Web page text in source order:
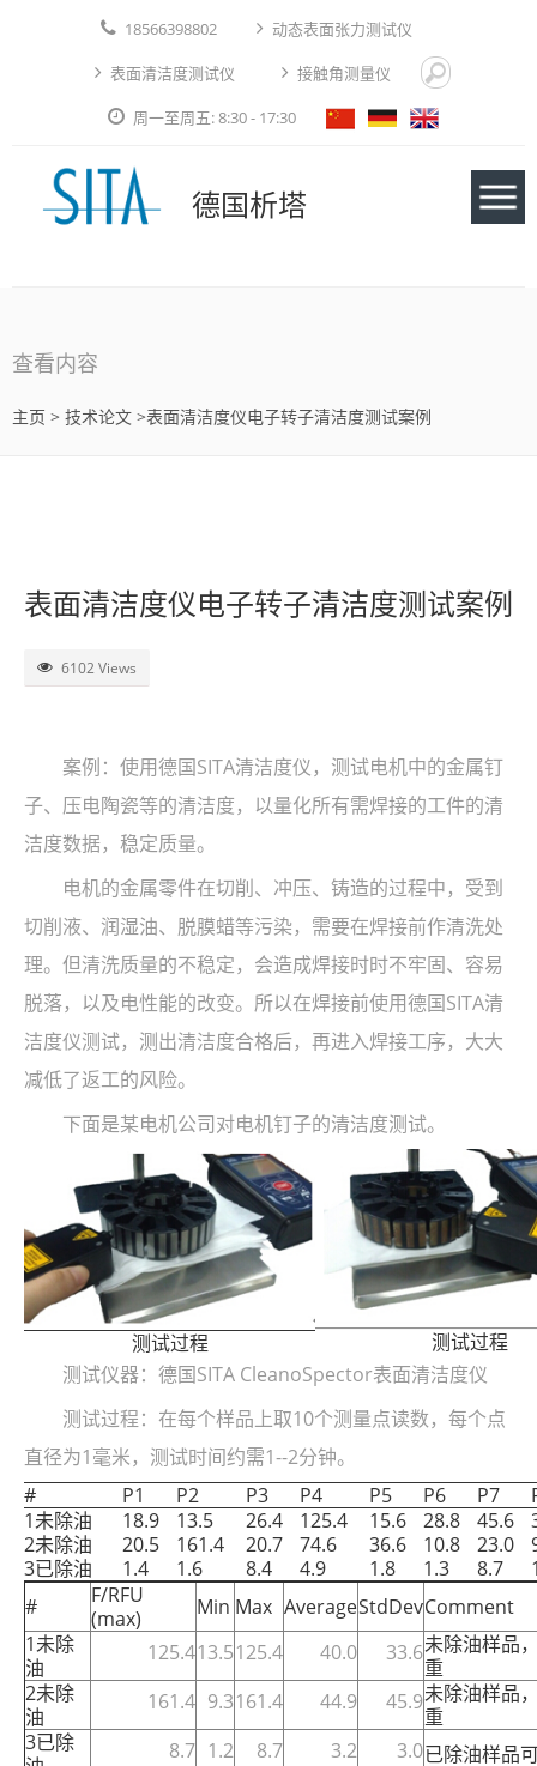
18566398802 动态表面张力测试仪
表面清洁度测试仪 接触角测量仪
周一至周五: 8:30 - 17:30
德国析塔
查看内容
主页 > 技术论文 >表面清洁度仪电子转子清洁度测试案例
表面清洁度仪电子转子清洁度测试案例
6102 Views
案例：使用德国SITA清洁度仪，测试电机中的金属钉
子、压电陶瓷等的清洁度，以量化所有需焊接的工件的清
洁度数据，稳定质量。
电机的金属零件在切削、冲压、铸造的过程中，受到
切削液、润湿油、脱膜蜡等污染，需要在焊接前作清洗处
理。但清洗质量的不稳定，会造成焊接时时不牢固、容易
脱落，以及电性能的改变。所以在焊接前使用德国SITA清
洁度仪测试，测出清洁度合格后，再进入焊接工序，大大
减低了返工的风险。
下面是某电机公司对电机钉子的清洁度测试。
测试过程
测试过程
测试仪器：德国SITA CleanoSpector表面清洁度仪
测试过程：在每个样品上取10个测量点读数，每个点
直径为1毫米，测试时间约需1--2分钟。
#
P1 P2 P3 P4 P5 P6 P7
1未除油
18.9 13.5 26.4 125.4 15.6 28.8 45.6
2未除油
20.5 161.4 20.7 74.6 36.6 10.8 23.0
3已除油
1.4 1.6 8.4 4.9 1.8 1.3 8.7
#
F/RFU
(max)
Min Max AverageStdDevComment
1未除
油
125.413.5125.4 40.0 33.6未除油样品
重
2未除
油
161.4 9.3161.4 44.9 45.9未除油样品
重
3已除
8.7 1.2 8.7 3.2 3.0已除油样品